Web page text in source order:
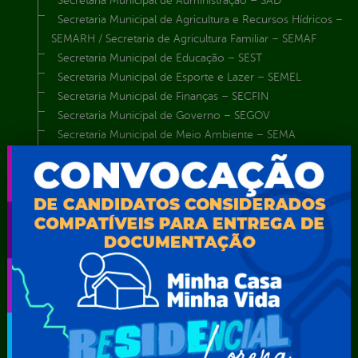
Secretaria Municipal de Agricultura e Recursos Hídricos –
SEMARH / Secretaria de Agricultura Familiar – SEMAF
Secretaria Municipal de Educação – SEST
Secretaria Municipal de Esporte e Lazer – SEMEL
Secretaria Municipal de Finanças – SECFIN
Secretaria Municipal de Governo – SEGOV
Secretaria Municipal de Meio Ambiente – SEMA
Secretaria Municipal de Planejamento e Gestão – SEPLAG
Secretaria Municipal de Relações Institucionais – SEMRI
Secretaria Municipal de Saúde – SMS
Secretaria Municipal de Serviços Públicos – SEMUSP
Superintendência de Trânsito e Transportes de Serra
Talhada-STTRANS
Transparência, Fiscalização e Controle
Portal da
Transparência
E-sic
Como
solicitar
Outros
Serviços
Carta de